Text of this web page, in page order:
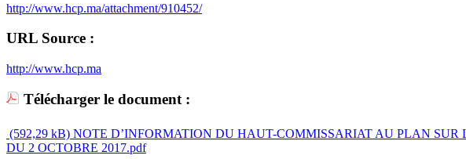
http://www.hcp.ma/attachment/910452/
URL Source :
http://www.hcp.ma
Télécharger le document :
(592,29 kB) NOTE D’INFORMATION DU HAUT-COMMISSARIAT AU PLAN
DU 2 OCTOBRE 2017.pdf